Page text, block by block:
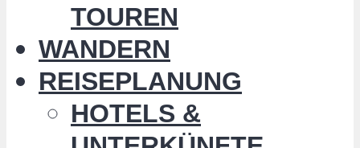
TOUREN
WANDERN
REISEPLANUNG
HOTELS &